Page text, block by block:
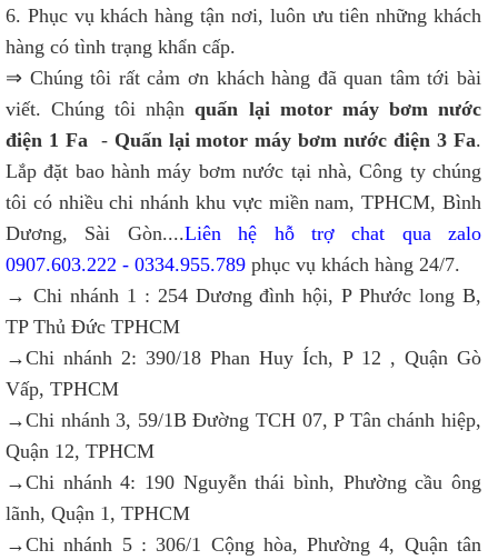
6. Phục vụ khách hàng tận nơi, luôn ưu tiên những khách
hàng có tình trạng khẩn cấp.
⇒ Chúng tôi rất cảm ơn khách hàng đã quan tâm tới bài
viết. Chúng tôi nhận quấn lại motor máy bơm nước
điện 1 Fa- Quấn lại motor máy bơm nước điện 3 Fa.
Lắp đặt bao hành máy bơm nước tại nhà, Công ty chúng
tôi có nhiều chi nhánh khu vực miền nam, TPHCM, Bình
Dương, Sài Gòn....Liên hệ hỗ trợ chat qua zalo
0907.603.222 - 0334.955.789 phục vụ khách hàng 24/7.
→ Chi nhánh 1 : 254 Dương đình hội, P Phước long B,
TP Thủ Đức TPHCM
→Chi nhánh 2: 390/18 Phan Huy Ích, P 12 , Quận Gò
Vấp, TPHCM
→Chi nhánh 3, 59/1B Đường TCH 07, P Tân chánh hiệp,
Quận 12, TPHCM
→Chi nhánh 4: 190 Nguyễn thái bình, Phường cầu ông
lãnh, Quận 1, TPHCM
→Chi nhánh 5 : 306/1 Cộng hòa, Phường 4, Quận tân